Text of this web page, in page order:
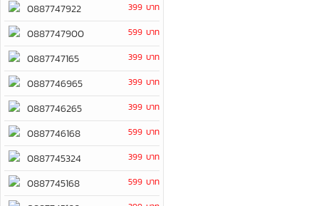
0887747922 399 บาท
0887747900 599 บาท
0887747165 399 บาท
0887746965 399 บาท
0887746265 399 บาท
0887746168 599 บาท
0887745324 399 บาท
0887745168 599 บาท